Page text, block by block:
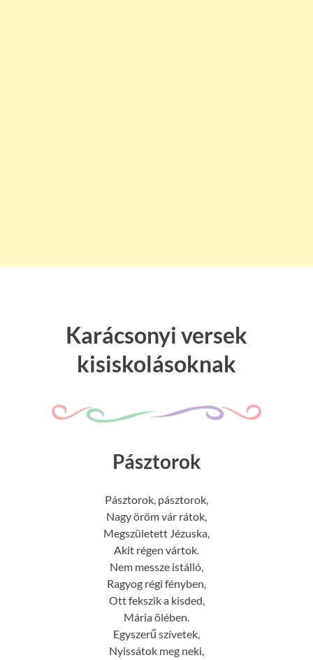
Karácsonyi versek
kisiskolásoknak
Pásztorok
Pásztorok, pásztorok,
Nagy öröm vár rátok,
Megszületett Jézuska,
Akit régen vártok.
Nem messze istálló,
Ragyog régi fényben,
Ott fekszik a kisded,
Mária ölében.
Egyszerű szívetek,
Nyissátok meg neki,